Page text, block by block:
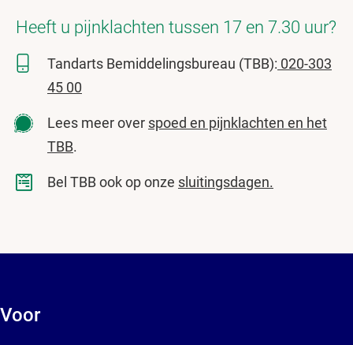
Heeft u pijnklachten tussen 17 en 7.30 uur?
Tandarts Bemiddelingsbureau (TBB): 020-303
45 00
Lees meer over spoed en pijnklachten en het
TBB.
Bel TBB ook op onze sluitingsdagen.
Voor